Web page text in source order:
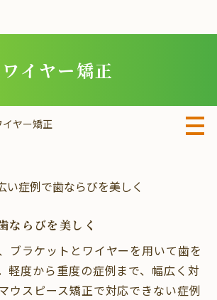
ワイヤー矯正
イヤー矯正
ならびを美しく
ブラケットとワイヤーを用いて歯を
軽度から重度の症例まで、幅広く対
ウスピース矯正で対応できない症例